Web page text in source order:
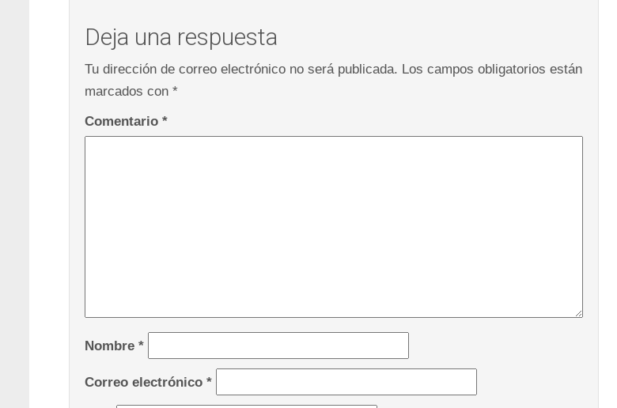
Deja una respuesta
Tu dirección de correo electrónico no será publicada. Los campos obligatorios están
marcados con *
Comentario *
Nombre *
Correo electrónico *